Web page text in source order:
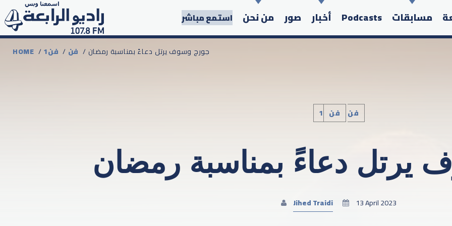
مسابقات Podcasts أخبار صور من نحن استمع مباشر
Search in the website:
HOME / 1فن / فن / جورج وسوف يرتل دعاءً بمناسبة رمضان
1فن فن
يرتل دعاءً بمناسبة رمضان
Jihed Traidi 13 April 2023